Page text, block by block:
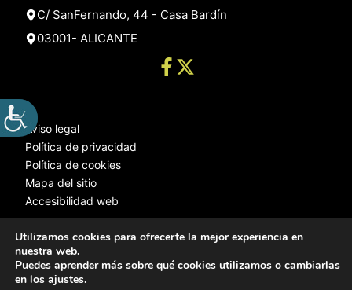
C/ SanFernando, 44 - Casa Bardín
03001- ALICANTE
Aviso legal
Política de privacidad
Política de cookies
Mapa del sitio
Accesibilidad web
© 2025 Web desarrollada por el Servicio de Informática de Diputación
Utilizamos cookies para ofrecerte la mejor experiencia en
nuestra web.
Puedes aprender más sobre qué cookies utilizamos o cambiarlas
en los ajustes.